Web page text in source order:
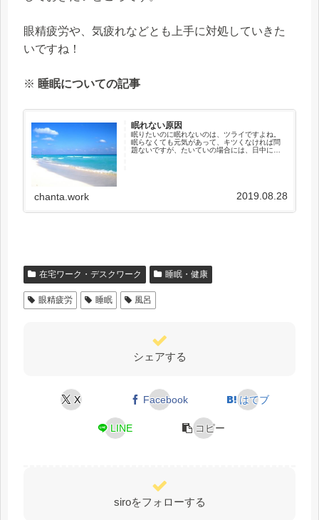
眼精疲労や、気疲れなどとも上手に対処していきた
いですね！
※ 睡眠についての記事
眠れない原因
眠りたいのに眠れないのは、ツライですよね。
眠らなくても元気があって、キツくなければ問
題ないですが、たいていの場合には、日中に力
chanta.work 2019.08.28
在宅ワーク・デスクワーク 睡眠・健康
眼精疲労 睡眠 風呂
シェアする
X Facebook はてブ
LINE コピー
siroをフォローする